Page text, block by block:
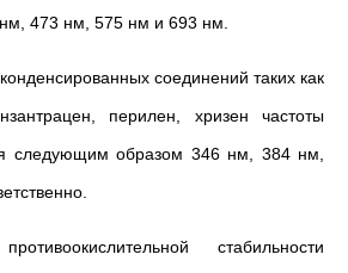
473 нм, 575 нм и 693 нм.
соединений таких как
перилен, хризен частоты
следующим образом 346 нм, 384 нм,
стабильности